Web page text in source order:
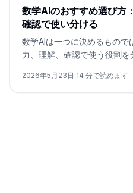
数学AIのおすすめ選び方
確認で使い分ける
数学AIは一つに決めるもので
力、理解、確認で使う役割を
2026年5月23日 ·14 分で読めます